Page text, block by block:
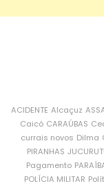
ACIDENTE Alcaçuz
Caicó CARAÚBAS
currais novos Dilma
PIRANHAS
Pagamento
POLÍCIA MILITAR